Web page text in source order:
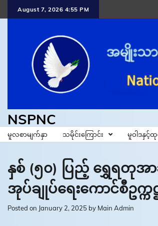
August 7, 2026 4:55 PM
NSPNC
မူလစာမျက်နှာ သမိုင်းကြောင်း မူဝါဒနှင့်
နှစ် (၅၀) ပြည့် ရွှေရတုအ
အုပ်ချုပ်ရေးကောင်စီဥ
Posted on January 2, 2025 by Main Admin